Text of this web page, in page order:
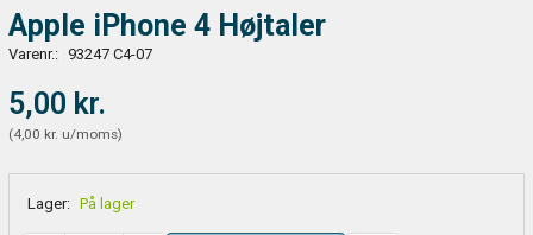
Apple iPhone 4 Højtaler
Varenr.: 93247 C4-07
5,00 kr.
(4,00 kr. u/moms)
Lager: På lager